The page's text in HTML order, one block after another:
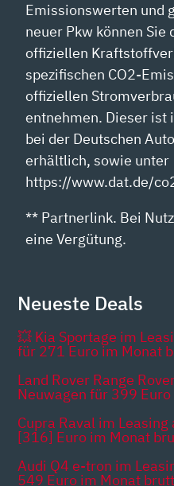
Emissionswerten und
neuer Pkw können Sie
offiziellen
spezifischen CO2-
offiziellen
entnehmen. Dieser ist
bei der Deutschen
erhältlich, sowie unter
https://www.dat.de/
** Partnerlink. Bei
eine Vergütung.
Neueste Deals
💥 Kia Sportage im
für 271 Euro im Monat
Land Rover Range
Neuwagen für 399
Cupra Raval im
[316] Euro im Monat
Audi Q4 e-tron im
549 Euro im Monat